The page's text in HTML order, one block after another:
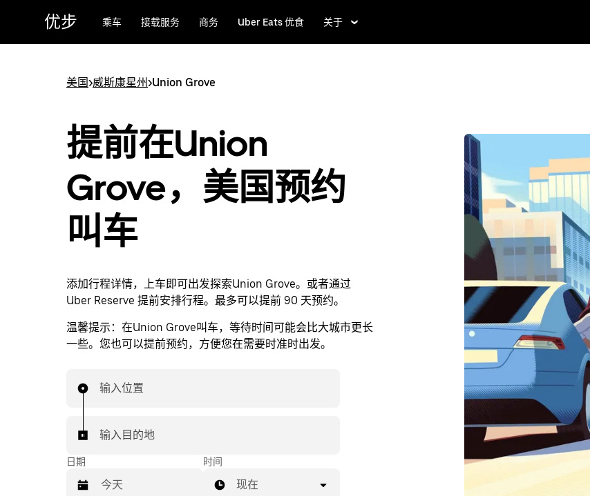
优步 乘车 接载服务 商务 Uber Eats 优食 关于
美国>威斯康星州>Union Grove
提前在Union
Grove，美国预约
叫车
添加行程详情，上车即可出发探索Union Grove。或者通过
Uber Reserve 提前安排行程。最多可以提前 90 天预约。
温馨提示： 在Union Grove叫车，等待时间可能会比大城市更长
一些。您也可以提前预约，方便您在需要时准时出发。
输入位置
输入目的地
日期 时间
现在